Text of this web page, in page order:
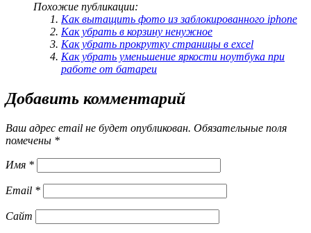
Похожие публикации:
Как вытащить фото из заблокированного iphone
Как убрать в корзину ненужное
Как убрать прокрутку страницы в excel
Как убрать уменьшение яркости ноутбука при
работе от батареи
Добавить комментарий
Ваш адрес email не будет опубликован. Обязательные поля
помечены *
Имя *
Email *
Сайт